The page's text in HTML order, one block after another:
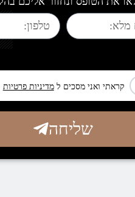
קראתי ואני מסכים למדיניות פרטיות
שליחה